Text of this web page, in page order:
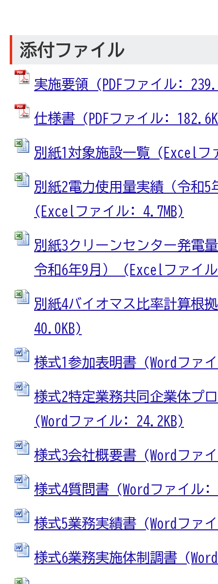
添付ファイル
実施要領 (PDFファイル:
仕様書 (PDFファイル:
別紙1対象施設一覧 (Excelフ
別紙2電力使用量実績（令和5
(Excelファイル: 4.7MB)
別紙3クリーンセンター発電
令和6年9月） (Excelファイ
別紙4バイオマス比率計算根
40.0KB)
様式1参加表明書 (Wordファ
様式2特定業務共同企業体プ
(Wordファイル: 24.2KB)
様式3会社概要書 (Wordファ
様式4質問書 (Wordファイル:
様式5業務実績書 (Wordファ
様式6業務実施体制調書